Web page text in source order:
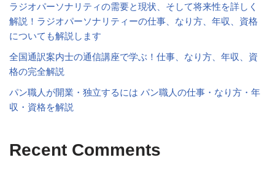
ラジオパーソナリティの需要と現状、そして将来性を詳しく
解説！ラジオパーソナリティーの仕事、なり方、年収、資格
についても解説します
全国通訳案内士の通信講座で学ぶ！仕事、なり方、年収、資
格の完全解説
パン職人が開業・独立するには パン職人の仕事・なり方・年
収・資格を解説
Recent Comments